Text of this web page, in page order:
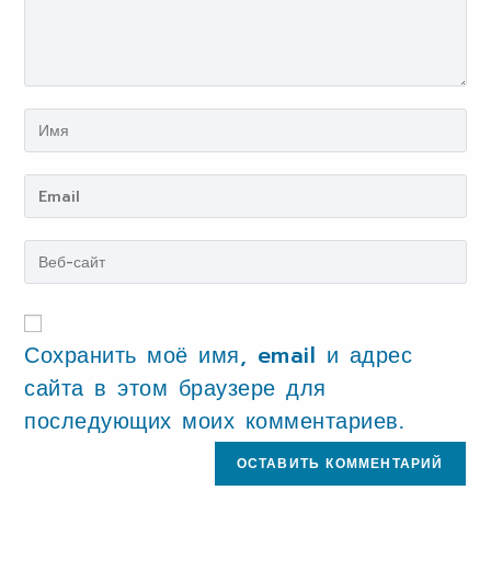
Сохранить моё имя, email и адрес
сайта в этом браузере для
последующих моих комментариев.